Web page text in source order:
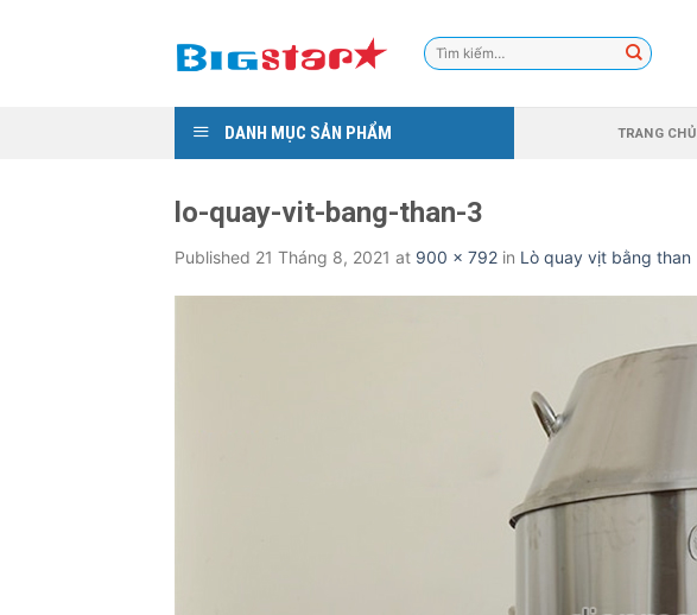
Tìm
kiếm:
DANH MỤC SẢN PHẨM TRANG CHỦ
lo-quay-vit-bang-than-3
Published 21 Tháng 8, 2021 at 900 × 792 in Lò quay vịt bằng than